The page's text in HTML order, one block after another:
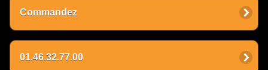
Commandez
01.46.32.77.00